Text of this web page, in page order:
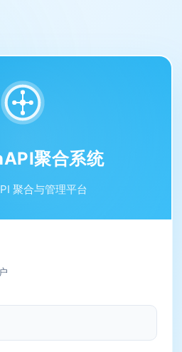
聚合系统
聚合与管理平台